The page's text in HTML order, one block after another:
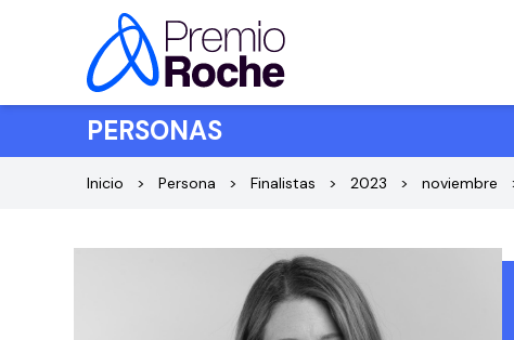
Saltar al contenido
PERSONAS
Inicio Persona Finalistas 2023 noviembre